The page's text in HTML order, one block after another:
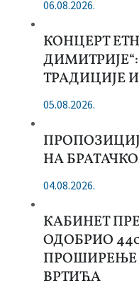
06.08.2026.
КОНЦЕРТ
ТРАДИЦИЈЕ
05.08.2026.
НА
04.08.2026.
КАБИНЕТ
ОДОБРИО
ПРОШИРЕЊЕ
ВРТИЋА